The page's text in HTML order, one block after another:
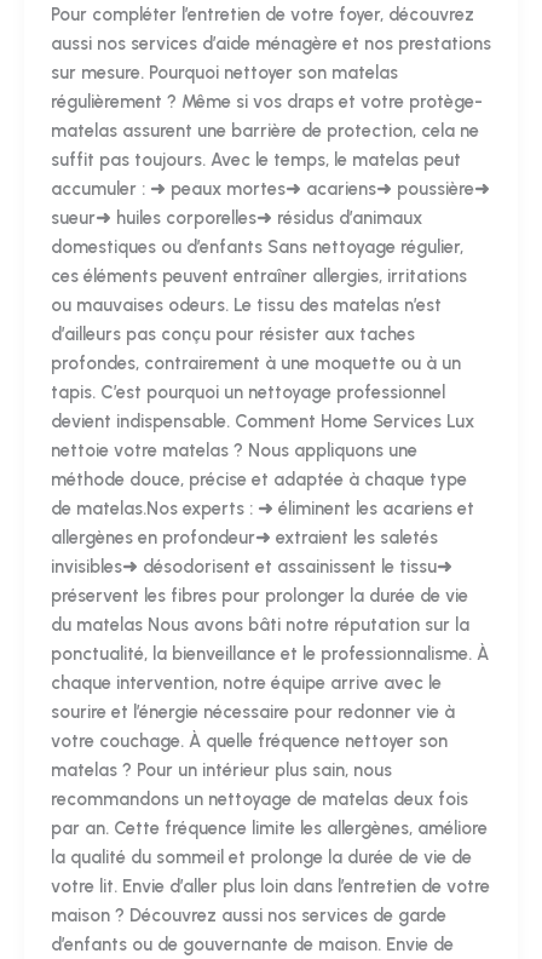
Pour compléter l’entretien de votre foyer, découvrez
aussi nos services d’aide ménagère et nos prestations
sur mesure. Pourquoi nettoyer son matelas
régulièrement ? Même si vos draps et votre protège-
matelas assurent une barrière de protection, cela ne
suffit pas toujours. Avec le temps, le matelas peut
accumuler : ➜ peaux mortes➜ acariens➜ poussière➜
sueur➜ huiles corporelles➜ résidus d’animaux
domestiques ou d’enfants Sans nettoyage régulier,
ces éléments peuvent entraîner allergies, irritations
ou mauvaises odeurs. Le tissu des matelas n’est
d’ailleurs pas conçu pour résister aux taches
profondes, contrairement à une moquette ou à un
tapis. C’est pourquoi un nettoyage professionnel
devient indispensable. Comment Home Services Lux
nettoie votre matelas ? Nous appliquons une
méthode douce, précise et adaptée à chaque type
de matelas.Nos experts : ➜ éliminent les acariens et
allergènes en profondeur➜ extraient les saletés
invisibles➜ désodorisent et assainissent le tissu➜
préservent les fibres pour prolonger la durée de vie
du matelas Nous avons bâti notre réputation sur la
ponctualité, la bienveillance et le professionnalisme. À
chaque intervention, notre équipe arrive avec le
sourire et l’énergie nécessaire pour redonner vie à
votre couchage. À quelle fréquence nettoyer son
matelas ? Pour un intérieur plus sain, nous
recommandons un nettoyage de matelas deux fois
par an. Cette fréquence limite les allergènes, améliore
la qualité du sommeil et prolonge la durée de vie de
votre lit. Envie d’aller plus loin dans l’entretien de votre
maison ? Découvrez aussi nos services de garde
d’enfants ou de gouvernante de maison. Envie de